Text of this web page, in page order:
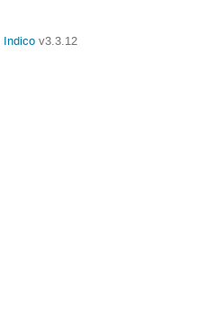
Indico v3.3.12